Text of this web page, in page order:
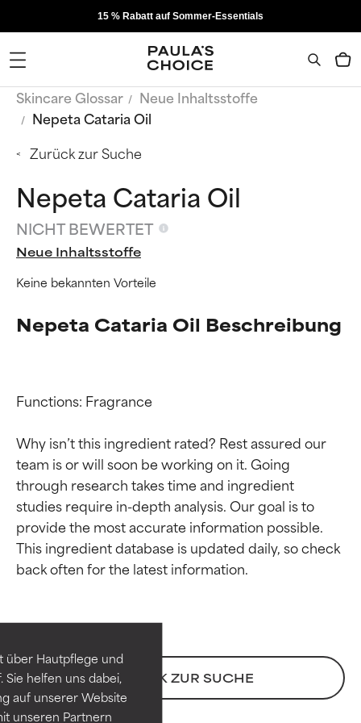
über Hautpflege und
helfen uns dabei,
auf unserer Website
unseren Partnern
15 % Rabatt auf Sommer-Essentials
Skincare Glossar
Neue Inhaltsstoffe
Nepeta Cataria Oil
Zurück zur Suche
Nepeta Cataria Oil
NICHT BEWERTET
Neue Inhaltsstoffe
Keine bekannten Vorteile
Nepeta Cataria Oil Beschreibung
Functions: Fragrance
Why isn’t this ingredient rated? Rest assured our
team is or will soon be working on it. Going
through research takes time and ingredient
studies require in-depth analysis. Our goal is to
provide the most accurate information possible.
This ingredient database is updated daily, so check
ZURÜCK ZUR SUCHE
Bewertung der
Erwiesen und durch
unabhängige Studien belegt.
Hervorragender Wirkstoff für
die meisten Hauttypen und -
Bewertung der
Erwiesen und durch
unabhängige Studien belegt.
Hervorragender Wirkstoff für
die meisten Hauttypen und -